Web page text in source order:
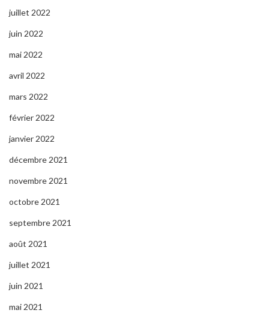
juillet 2022
juin 2022
mai 2022
avril 2022
mars 2022
février 2022
janvier 2022
décembre 2021
novembre 2021
octobre 2021
septembre 2021
août 2021
juillet 2021
juin 2021
mai 2021